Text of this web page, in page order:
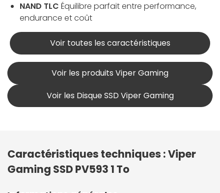
NAND TLC Équilibre parfait entre performance,
endurance et coût
Voir toutes les caractéristiques
Voir les produits Viper Gaming
Voir les Disque SSD Viper Gaming
Caractéristiques techniques : Viper
Gaming SSD PV593 1 To